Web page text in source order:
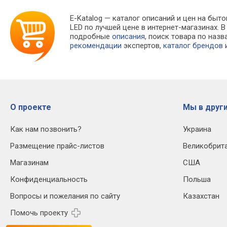
E-Katalog — каталог описаний и цен на
LED по лучшей цене в интернет-
подробныеописания, поиск товара по
рекомендации экспертов,каталог брендов
О проекте
Как нам позвонить?
Размещение прайс-листов
Магазинам
Конфиденциальность
Вопросы и пожелания по сайту
Помочь проекту
Мы в
Украина
США
Польша
Казахстан